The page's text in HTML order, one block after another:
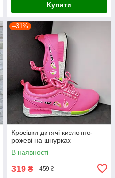
Купити
–31%
Кросівки дитячі кислотно-
рожеві на шнурках
В наявності
319 ₴ 459 ₴